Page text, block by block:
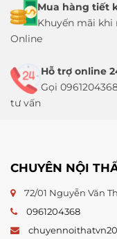
Mua hàng tiết
Khuyến mãi khi
Online
Hỗ trợ online
Gọi
tư vấn
CHUYÊN NỘI
72/01 Nguyễn Văn
0961204368